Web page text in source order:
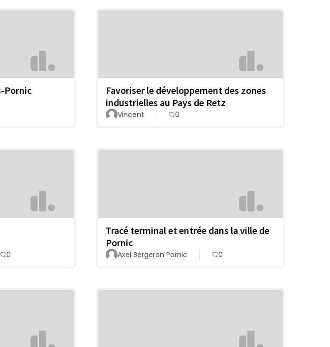
Pornic
Favoriser le développement des zones
industrielles au Pays de Retz
Vincent 0
0
Tracé terminal et entrée dans la ville de
Pornic
Axel Bergeron Pornic 0